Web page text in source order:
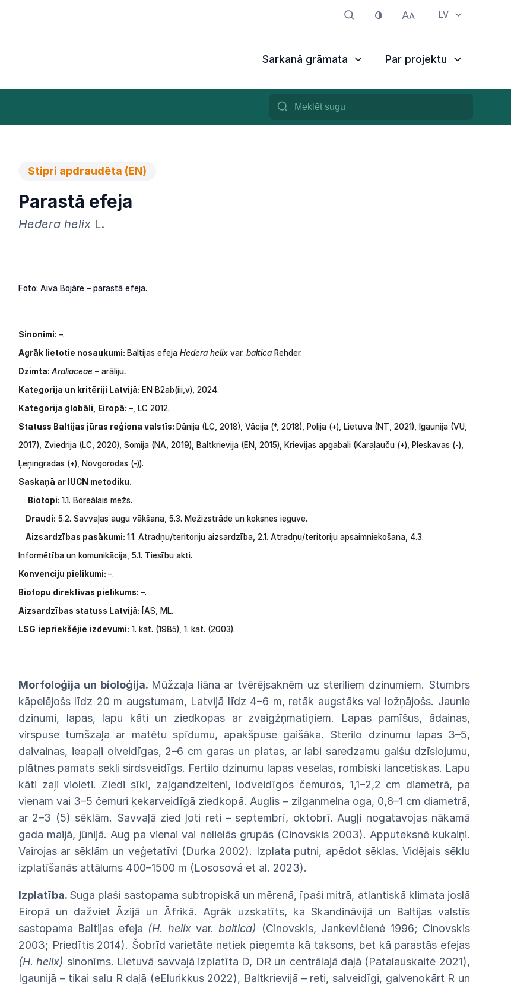
LV
Sarkanā grāmata Par projektu
Stipri apdraudēta (EN)
Parastā efeja
Hedera helix L.
Foto: Aiva Bojāre – parastā efeja.
Sinonīmi: –.
Agrāk lietotie nosaukumi: Baltijas efeja Hedera helix var. baltica Rehder.
Dzimta: Araliaceae – arāliju.
Kategorija un kritēriji Latvijā: EN B2ab(iii,v), 2024.
Kategorija globāli, Eiropā: –, LC 2012.
Statuss Baltijas jūras reģiona valstīs: Dānija (LC, 2018), Vācija (*, 2018), Polija (+), Lietuva (NT, 2021), Igaunija (VU,
2017), Zviedrija (LC, 2020), Somija (NA, 2019), Baltkrievija (EN, 2015), Krievijas apgabali (Karaļauču (+), Pleskavas (-),
Ļeņingradas (+), Novgorodas (-)).
Saskaņā ar IUCN metodiku.
Biotopi: 1.1. Boreālais mežs.
Draudi: 5.2. Savvaļas augu vākšana, 5.3. Mežizstrāde un koksnes ieguve.
Aizsardzības pasākumi: 1.1. Atradņu/teritoriju aizsardzība, 2.1. Atradņu/teritoriju apsaimniekošana, 4.3.
Informētība un komunikācija, 5.1. Tiesību akti.
Konvenciju pielikumi: –.
Biotopu direktīvas pielikums: –.
Aizsardzības statuss Latvijā: ĪAS, ML.
LSG iepriekšējie izdevumi: 1. kat. (1985), 1. kat. (2003).
Morfoloģija un bioloģija. Mūžzaļa liāna ar tvērējsaknēm uz steriliem dzinumiem. Stumbrs
kāpelējošs līdz 20 m augstumam, Latvijā līdz 4–6 m, retāk augstāks vai ložņājošs. Jaunie
dzinumi, lapas, lapu kāti un ziedkopas ar zvaigžņmatiņiem. Lapas pamīšus, ādainas,
virspuse tumšzaļa ar matētu spīdumu, apakšpuse gaišāka. Sterilo dzinumu lapas 3–5,
daivainas, ieapaļi olveidīgas, 2–6 cm garas un platas, ar labi saredzamu gaišu dzīslojumu,
plātnes pamats sekli sirdsveidīgs. Fertilo dzinumu lapas veselas, rombiski lancetiskas. Lapu
kāti zaļivioleti. Ziedi sīki, zaļgandzelteni, lodveidīgos čemuros, 1,1–2,2 cm diametrā, pa
vienam vai 3–5 čemuri ķekarveidīgā ziedkopā. Auglis – zilganmelna oga, 0,8–1 cm diametrā,
ar 2–3 (5) sēklām. Savvaļā zied ļoti reti – septembrī, oktobrī. Augļi nogatavojas nākamā
gada maijā, jūnijā. Aug pa vienaivai nelielās grupās (Cinovskis 2003). Apputeksnē kukaiņi.
Vairojas ar sēklām un veģetatīvi (Durka 2002). Izplata putni, apēdot sēklas. Vidējais sēklu
izplatīšanās attālums 400–1500 m (Lososová et al. 2023).
Izplatība. Suga plaši sastopama subtropiskā un mērenā, īpaši mitrā, atlantiskā klimata joslā
Eiropā un dažviet Āzijā un Āfrikā. Agrāk uzskatīts, ka Skandināvijā un Baltijas valstīs
sastopama Baltijas efeja (H. helix var.baltica) (Cinovskis, Jankevičienė 1996; Cinovskis
2003; Priedītis 2014). Šobrīd varietāte netiek pieņemta kā taksons, bet kā parastās efejas
(H.helix) sinonīms. Lietuvā savvaļā izplatīta D, DR un centrālajā daļā (Patalauskaitė 2021),
Igaunijā – tikai salu R daļā (eElurikkus 2022), Baltkrievijā – reti, salveidīgi, galvenokārt R un